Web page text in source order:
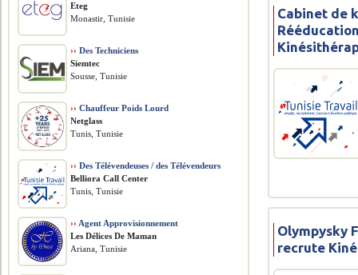
Cabinet de
Olympysky
recrute
Eteg
Monastir, Tunisie
›› Des Techniciens
Siemtec
Sousse, Tunisie
›› Chauffeur Poids Lourd
Netglass
Tunis, Tunisie
›› Des Télévendeuses / des Télévendeurs
Belliora Call Center
Tunis, Tunisie
›› Agent Approvisionnement
Les Délices De Maman
Ariana, Tunisie